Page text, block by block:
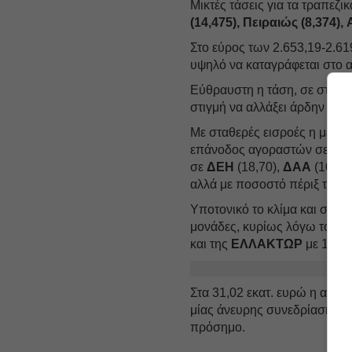
Μικτές τάσεις για τα
(14,475), Πειραιώς
Στο εύρος των 2.653,19-
υψηλό να καταγράφεται στο
Εύθραυστη η τάση, σε στενό
στιγμή να αλλάξει άρδην
Με σταθερές εισροές η
επάνοδος αγοραστών σε
σεΔΕΗ (18,70),ΔΑΑ
αλλά με ποσοστό πέριξ της
Υποτονικό το κλίμα και στα
μονάδες, κυρίως λόγω του
και της ΕΛΛΑΚΤΩΡ με
Στα 31,02 εκατ. ευρώ η
μίας άνευρης συνεδρίασης.
πρόσημο.